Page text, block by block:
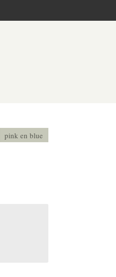
pink en blue